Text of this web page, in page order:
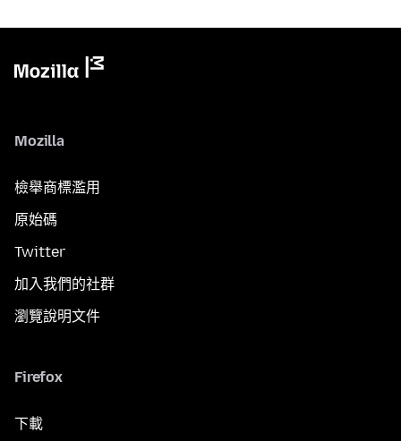
Mozilla
檢舉商標濫用
原始碼
Twitter
加入我們的社群
瀏覽說明文件
Firefox
下載